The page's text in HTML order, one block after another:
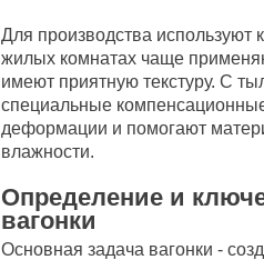
Для производства используют
жилых комнатах чаще
имеют приятную текстуру. С
специальные
деформации и помогают
влажности.
Определение и
вагонки
Основная задача вагонки -